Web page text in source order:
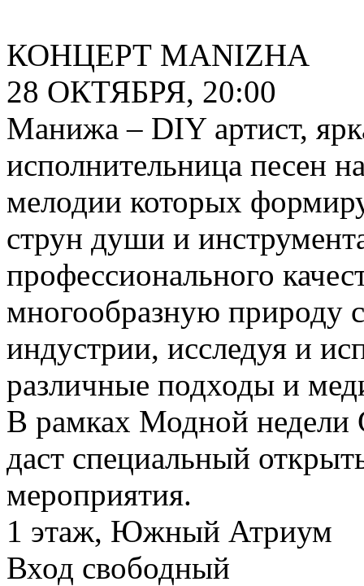
КОНЦЕРТ MANIZHA
28 ОКТЯБРЯ, 20:00
Манижа – DIY артист,
исполнительница песен
мелодии которых
струн души и
профессионального
многообразную природу
индустрии, исследуя и
различные подходы и
В рамках Модной недели
даст специальный
мероприятия.
1 этаж, Южный Атриум
Вход свободный